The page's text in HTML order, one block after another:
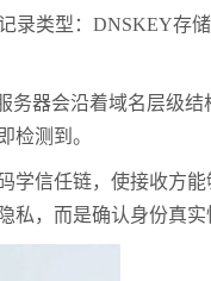
录类型： DNSKEY存储
务器会沿着域名层级
检测到。
学信任链，使接收方能
，而是确认身份真实